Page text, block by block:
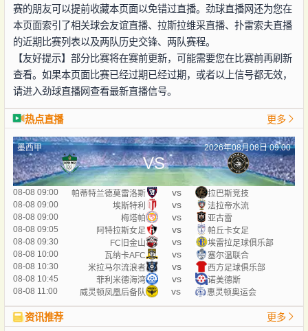
赛的朋友可以提前收藏本页面以免错过直播。劲球直播网还为您在
本页面索引了相关球会友谊直播、拉斯拉维采直播、扑雷索夫直播
的近期比赛列表以及两队历史交锋、两队赛程。
【友好提示】部分比赛将在赛前更新，可能需要您在比赛前再刷新
查看。如果本页面比赛已经过期已经过期，或者以上信号都无效，
请进入劲球直播网查看最新直播信号。
热点直播 更多
墨西甲 2026年08月08日 09:00
VS
08-08 09:00 帕蒂特兰德莫雷洛斯 vs
拉巴斯竞技
08-08 09:00
埃斯特利 vs
法拉帝水流
08-08 09:00
梅塔帕 vs
亚古雷
08-08 09:05
阿特拉斯女足 vs
帕丘卡女足
08-08 09:30
FC旧金山 vs
埃雷拉足球俱乐部
08-08 10:00
瓦纳卡AFC vs
塞尔温联合
08-08 10:30
米拉马尔流浪者 vs
西方足球俱乐部
08-08 10:45
菲利米德海湾 vs
诺美德斯
08-08 11:00
威灵顿凤凰后备队 vs 惠灵顿奥运会
资讯推荐 更多